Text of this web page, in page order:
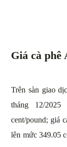
Giá cà phê
Trên sàn giao
tháng 12/
cent/pound; giá
lên mức 349.05